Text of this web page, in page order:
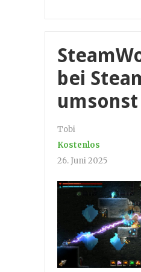
bei
umsonst
Tobi
Kostenlos
26. Juni 2025